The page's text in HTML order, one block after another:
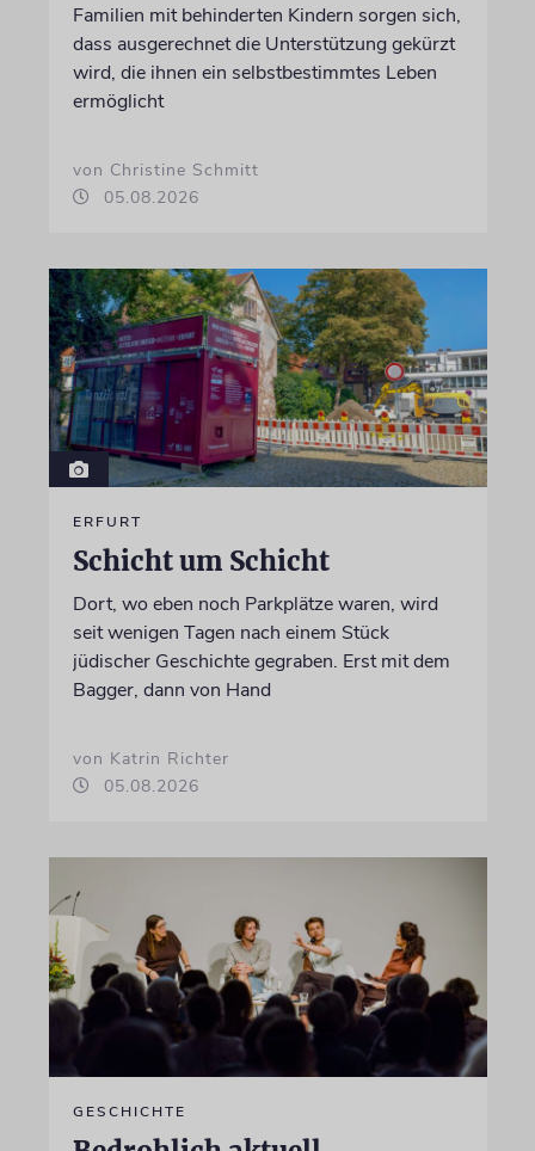
Familien mit behinderten Kindern sorgen sich,
dass ausgerechnet die Unterstützung gekürzt
wird, die ihnen ein selbstbestimmtes Leben
ermöglicht
von Christine Schmitt
05.08.2026
ERFURT
Schicht um Schicht
Dort, wo eben noch Parkplätze waren, wird
seit wenigen Tagen nach einem Stück
jüdischer Geschichte gegraben. Erst mit dem
Bagger, dann von Hand
von Katrin Richter
05.08.2026
GESCHICHTE